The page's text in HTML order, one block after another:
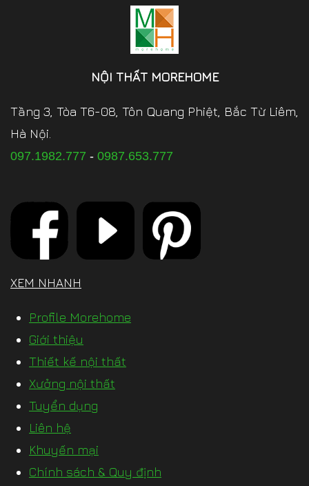
NỘI THẤT MOREHOME
Tầng 3, Tòa T6-08, Tôn Quang Phiệt, Bắc Từ Liêm,
Hà Nội.
097.1982.777 - 0987.653.777
XEM NHANH
Profile Morehome
Giới thiệu
Thiết kế nội thất
Xưởng nội thất
Tuyển dụng
Liên hệ
Khuyến mại
Chính sách & Quy định